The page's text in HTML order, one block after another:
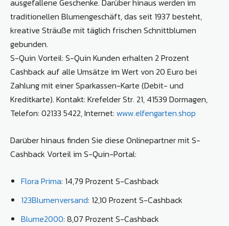
ausgefallene Geschenke. Darüber hinaus werden im
traditionellen Blumengeschäft, das seit 1937 besteht,
kreative Sträuße mit täglich frischen Schnittblumen
gebunden.
S-Quin Vorteil: S-Quin Kunden erhalten 2 Prozent
Cashback auf alle Umsätze im Wert von 20 Euro bei
Zahlung mit einer Sparkassen-Karte (Debit- und
Kreditkarte). Kontakt: Krefelder Str. 21, 41539 Dormagen,
Telefon: 02133 5422, Internet: www.elfengarten.shop
Darüber hinaus finden Sie diese Onlinepartner mit S-
Cashback Vorteil im S-Quin-Portal:
Flora Prima: 14,79 Prozent S-Cashback
123Blumenversand: 12,10 Prozent S-Cashback
Blume2000: 8,07 Prozent S-Cashback